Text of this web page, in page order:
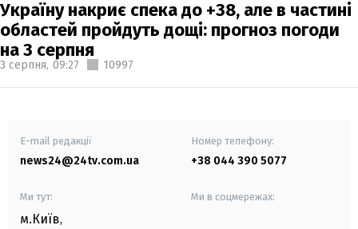
Україну накриє спека до +38, але в частині
областей пройдуть дощі: прогноз погоди
на 3 серпня
3 серпня, 09:27 10997
E-mail редакції
news24@24tv.com.ua
Номер телефону:
+38 044 390 5077
Ми тут:
м.Київ,
Ми в соцмережах: